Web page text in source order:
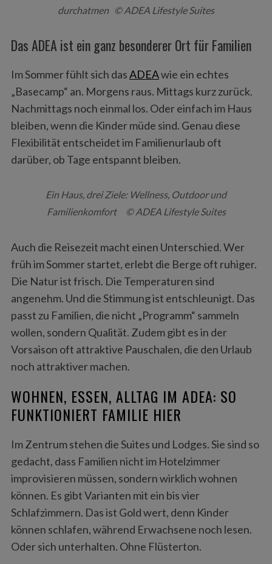
durchatmen © ADEA Lifestyle Suites
Das ADEA ist ein ganz besonderer Ort für Familien
Im Sommer fühlt sich dasADEAwie ein echtes
„Basecamp“ an. Morgens raus. Mittags kurz zurück.
Nachmittags noch einmal los. Oder einfach im Haus
bleiben, wenn die Kinder müde sind. Genau diese
Flexibilität entscheidet im Familienurlaub oft
darüber, ob Tage entspannt bleiben.
Ein Haus, drei Ziele: Wellness, Outdoor und
Familienkomfort © ADEA Lifestyle Suites
Auch die Reisezeit macht einen Unterschied. Wer
früh im Sommer startet, erlebt die Berge oft ruhiger.
Die Natur ist frisch. Die Temperaturen sind
angenehm. Und die Stimmung ist entschleunigt. Das
passt zu Familien, die nicht „Programm“ sammeln
wollen, sondern Qualität. Zudem gibt es in der
Vorsaison oft attraktive Pauschalen, die den Urlaub
noch attraktiver machen.
WOHNEN, ESSEN, ALLTAG IM ADEA: SO
FUNKTIONIERT FAMILIE HIER
Im Zentrum stehen die Suites und Lodges. Sie sind so
gedacht, dass Familien nicht im Hotelzimmer
improvisieren müssen, sondern wirklich wohnen
können. Es gibt Varianten mit ein bis vier
Schlafzimmern. Das ist Gold wert, denn Kinder
können schlafen, während Erwachsene noch lesen.
Oder sich unterhalten. Ohne Flüsterton.